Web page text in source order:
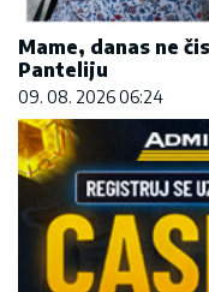
Mame, danas ne
Panteliju
09. 08. 2026 06:24